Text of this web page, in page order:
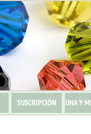
SUSCRIPCIÓN UNA Y